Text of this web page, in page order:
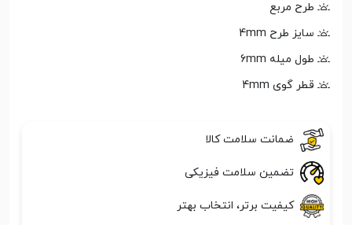
طرح مربع
سایز طرح 4mm
طول میله 6mm
قطر گوی 4mm
ضمانت سلامت کالا
تضمین سلامت فیزیکی
کیفیت برتر، انتخاب بهتر